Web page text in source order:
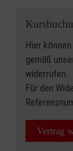
Hier
gemäß
widerrufen.
Für den
Vertrag